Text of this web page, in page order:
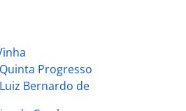
Quinta Progresso
Bernardo de